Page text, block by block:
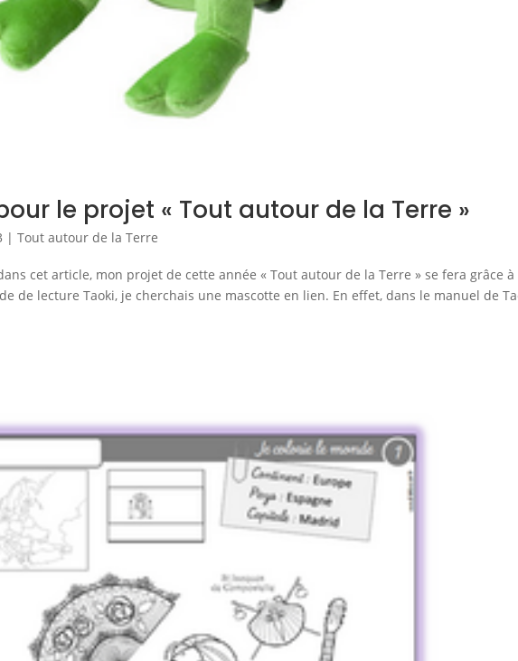
le projet « Tout autour de la Terre »
|Tout autour de la Terre
cet article, mon projet de cette année « Tout autour de la Terre » se fera grâce
de lecture Taoki, je cherchais une mascotte en lien. En effet, dans le manuel de